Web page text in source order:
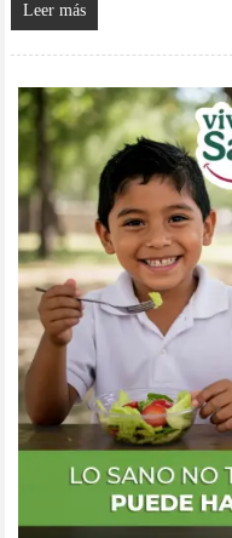
Leer más